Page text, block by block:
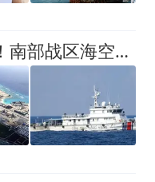
中国在黄岩岛画下红线！南部战区海空联动，这次信号很不一般！